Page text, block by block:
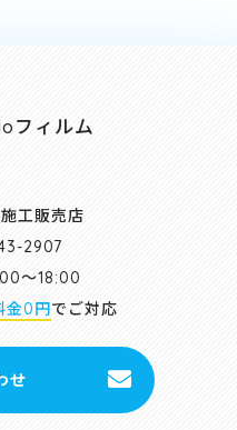
フィルム
工販売店
2907
～18:00
金0円でご対応
せ